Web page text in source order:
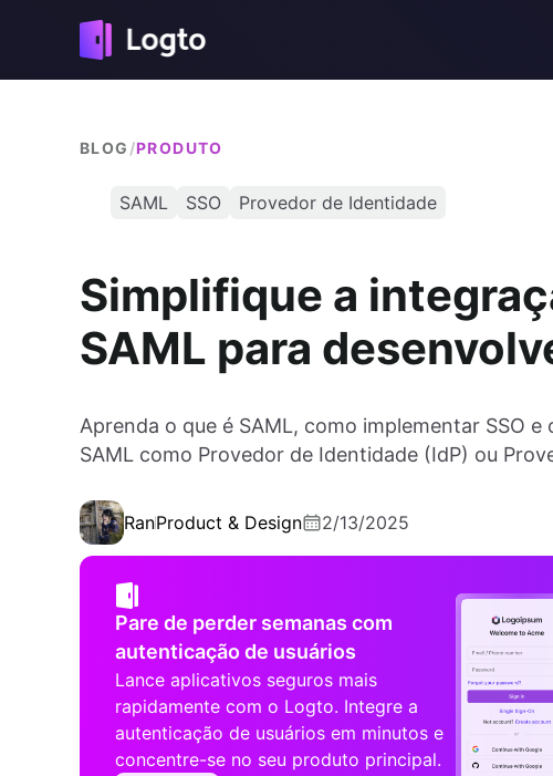
BLOG /PRODUTO
SAML SSO Provedor de Identidade
Simplifique a
SAML para
Aprenda o que é SAML, como implementar SSO
SAML como Provedor de Identidade (IdP) ou
RanProduct & Design 2/13/2025
Pare de perder semanas com
autenticação de usuários
Lance aplicativos seguros mais
rapidamente com o Logto. Integre a
autenticação de usuários em minutos e
concentre-se no seu produto principal.